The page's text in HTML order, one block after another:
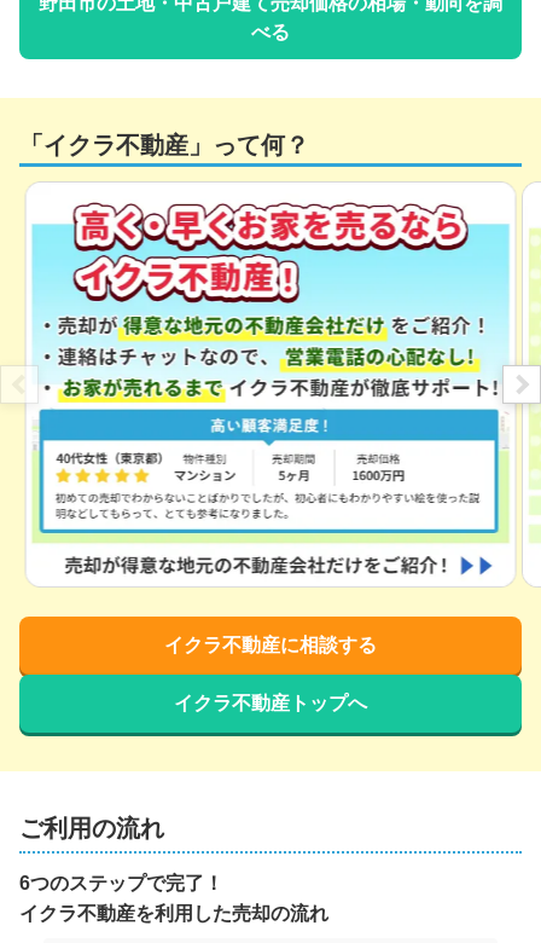
べる
「イクラ不動産」って何？
イクラ不動産に相談する
イクラ不動産トップへ
ご利用の流れ
6つのステップで完了！
イクラ不動産を利用した売却の流れ